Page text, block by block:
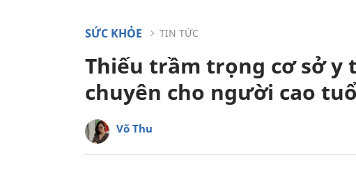
SỨC KHỎE TIN TỨC
Thiếu trầm trọng cơ sở y
chuyên cho người cao
Võ Thu